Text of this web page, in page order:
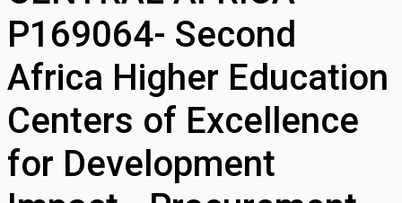
P169064- Second
Africa Higher Education
Centers of Excellence
for Development